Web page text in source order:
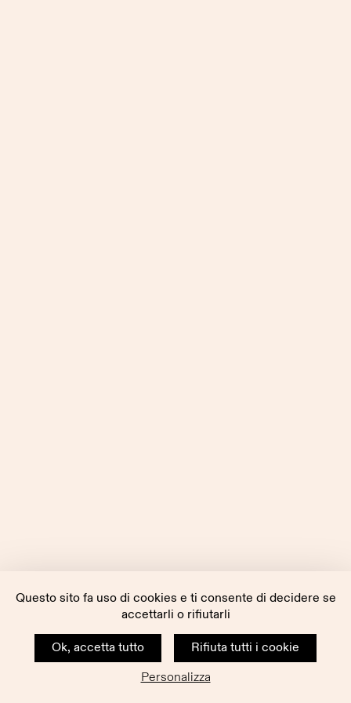
Questo sito fa uso di cookies e ti consente di decidere se
accettarli o rifiutarli
Ok, accetta tutto
Rifiuta tutti i cookie
Personalizza